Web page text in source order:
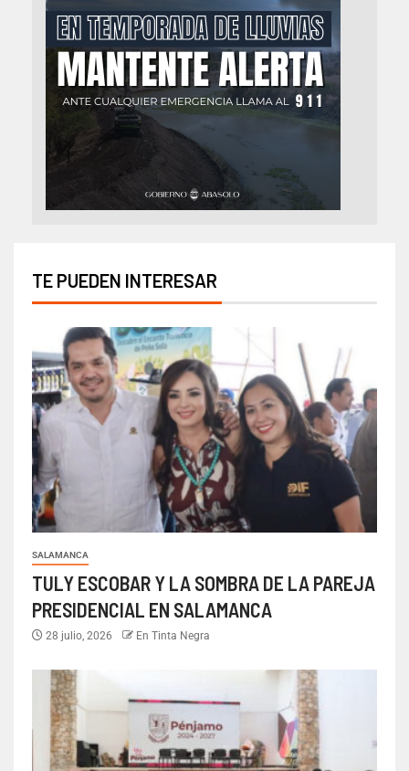
TE PUEDEN INTERESAR
SALAMANCA
TULY ESCOBAR Y LA SOMBRA DE LA PAREJA
PRESIDENCIAL EN SALAMANCA
28 julio, 2026 En Tinta Negra